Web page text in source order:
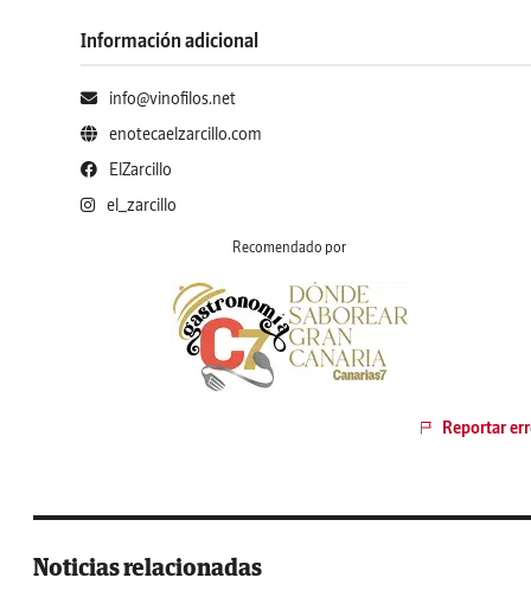
Información adicional
info@vinofilos.net
enotecaelzarcillo.com
ElZarcillo
el_zarcillo
Recomendado por
Reportar
Noticias relacionadas